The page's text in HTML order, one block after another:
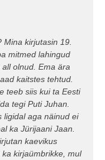
kirjutasin 19.
mitmed lahingud
olnud. Ema ära
kaitstes tehtud.
teeb siis kui ta Eesti
tegi Puti Juhan.
ligidal aga näinud ei
ka Jürijaani Jaan.
kaevikus
kirjaümbrikke, mul